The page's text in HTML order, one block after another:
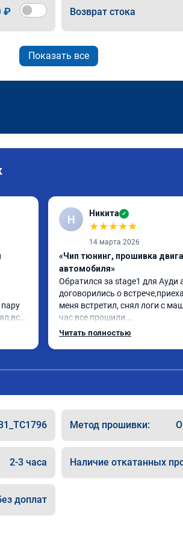
₽ Возврат стока
Показать все
Н Никита ✓
★★★★★
14 марта 2026
«Чип тюнинг, прошивка
автомобиля»
Обратился за stage1 для Ауди
договорились о
меня встретил, снял логи с
час все прошили.
Арман спасибо тебе огромное,
Читать полностью
Метод прошивки:
2-3 часа Наличие откатанных
доплат